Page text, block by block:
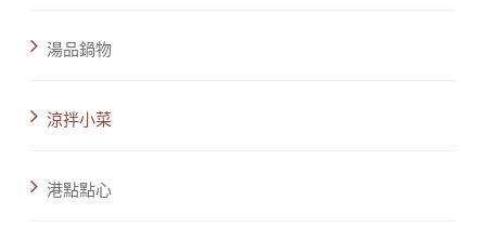
湯品鍋物
涼拌小菜
港點點心